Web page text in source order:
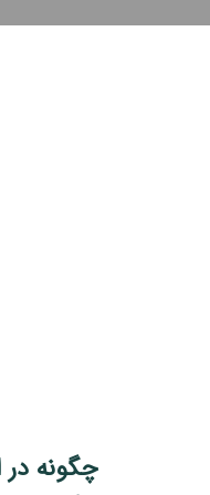
چگونه در